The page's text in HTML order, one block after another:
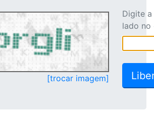
[trocar imagem]
Digite
lado no